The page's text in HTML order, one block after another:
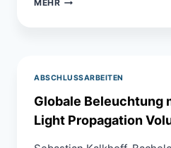
MEHR
ABSCHLUSSARBEITEN
Globale Beleuchtung
Light Propagation